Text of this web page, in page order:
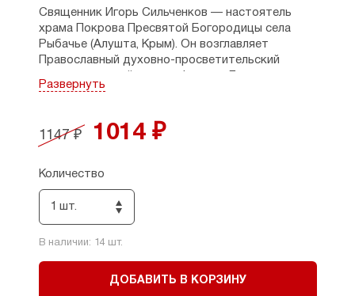
Священник Игорь Сильченков — настоятель
храма Покрова Пресвятой Богородицы села
Рыбачье (Алушта, Крым). Он возглавляет
Православный духовно-просветительский
предыдущих сборника его рассказов, которые
полюбились читателям. В 2025 году отец Игорь
стал лауреатом XX конкурса Издательского
«Просвещение через книгу»: сборник
«„Первоцветы души“ и другие рассказы» занял
3-е место в номинации «Лучшая прозаическая
книга». Новые теплые, глубокие
Рекомендовано к публикации Издательским
Развернуть
1147 ₽ 1014 ₽
Количество
1 шт.
В наличии: 14 шт.
ДОБАВИТЬ В КОРЗИНУ